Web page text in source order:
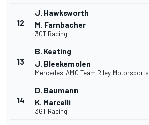
12
J. Hawksworth
M. Farnbacher
3GT Racing
13
B. Keating
J. Bleekemolen
Mercedes-AMG Team Riley Motorsports
14
D. Baumann
K. Marcelli
3GT Racing